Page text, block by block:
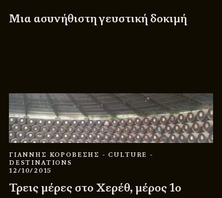
Μια ασυνήθιστη γευστική δοκιμή
ΓΙΑΝΝΗΣ ΚΟΡΟΒΕΣΗΣ - CULTURE -
DESTINATIONS
12/10/2015
Τρεις μέρες στο Χερέθ, μέρος 1ο